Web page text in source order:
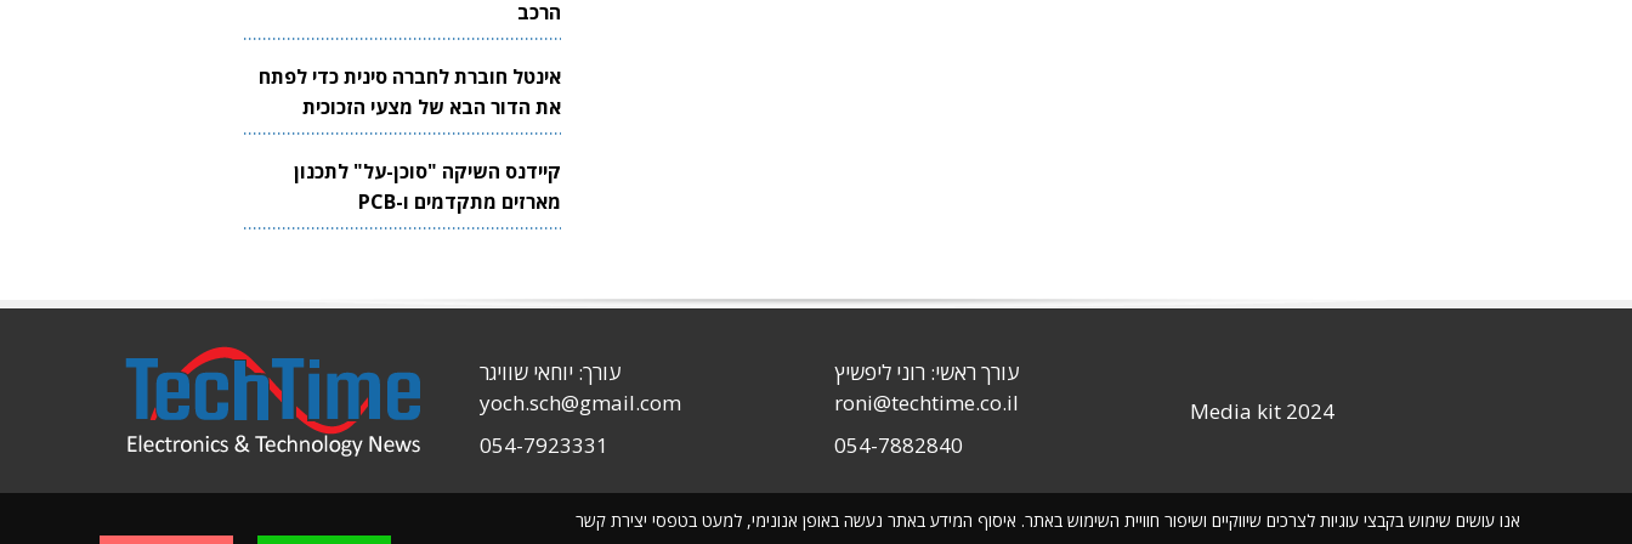
הרכב
אינטל חוברת לחברה סינית כדי לפתח
את הדור הבא של מצעי הזכוכית
לשבבים
קיידנס השיקה "סוכן-על" לתכנון
מארזים מתקדמים ו-PCB
אנו עושים שימוש בקבצי עוגיות לצרכים שיווקיים ושיפור חוויית השימוש באתר. איסוף המידע באתר נעשה באופן אנונימי, למעט בטפסי יצירת קשר
Media kit 2024
עורך ראשי: רוני ליפשיץ
roni@techtime.co.il
054-7882840
עורך: יוחאי שוויגר
yoch.sch@gmail.com
054-7923331